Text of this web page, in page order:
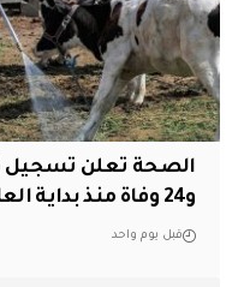
و24 وفاة منذ بداية العام الجاري
قبل يوم واحد